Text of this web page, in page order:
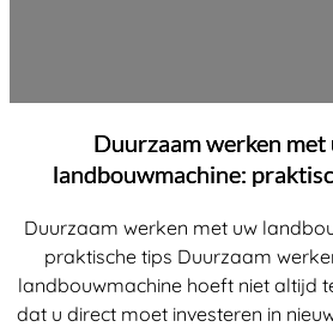
Duurzaam werken met
landbouwmachine:
Duurzaam werken met uw
praktische tips Duurzaam
landbouwmachine hoeft niet altijd
dat u direct moet investeren in